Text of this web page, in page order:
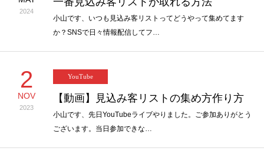
2024
小山です、いつも見込み客リストってどうやって集めてます
か？SNSで日々情報配信してフ…
2
NOV
2023
YouTube
【動画】見込み客リストの集め方作り方
小山です、先日YouTubeライブやりました。ご参加ありがとう
ございます。当日参加できな…
オンシク本
プロフィール